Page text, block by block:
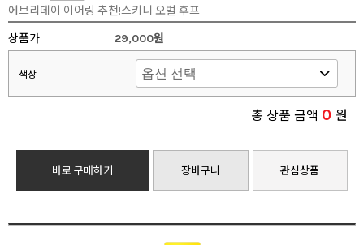
에브리데이 이어링 추천!스키니 오벌 후프
상품가
29,000원
색상
총 상품 금액 0 원
바로 구매하기 장바구니 관심상품